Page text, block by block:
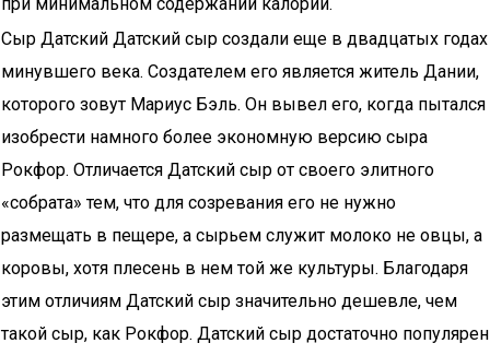
Сыр Датский Датский сыр создали еще в двадцатых годах
минувшего века. Создателем его является житель Дании,
которого зовут Мариус Бэль. Он вывел его, когда пытался
изобрести намного более экономную версию сыра
Рокфор. Отличается Датский сыр от своего элитного
«собрата» тем, что для созревания его не нужно
размещать в пещере, а сырьем служит молоко не овцы, а
коровы, хотя плесень в нем той же культуры. Благодаря
этим отличиям Датский сыр значительно дешевле, чем
такой сыр, как Рокфор. Датский сыр достаточно популярен